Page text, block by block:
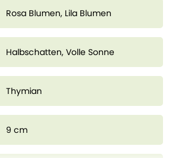
Rosa Blumen, Lila Blumen
Halbschatten, Volle Sonne
Thymian
9 cm